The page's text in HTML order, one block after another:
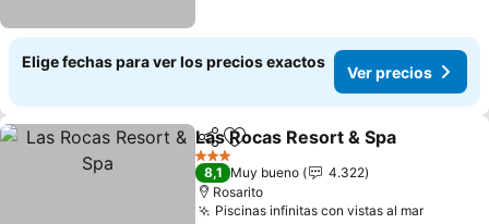
Elige fechas para ver los precios exactos
Ver precios
CompartirAgregar a favoritos
Las Rocas Resort & Spa
3 Estrellas
8,1 Muy bueno
4.322
Rosarito
Piscinas infinitas con vistas al marVer